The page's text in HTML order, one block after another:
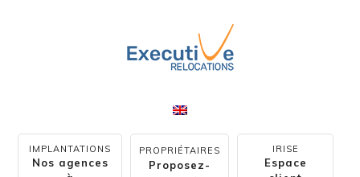
IMPLANTATIONS
Nos agences
PROPRIÉTAIRES
Proposez-
IRISE
Espace